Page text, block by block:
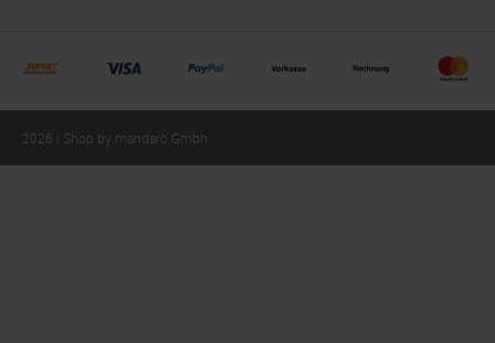
2026 | Shop by mandaro Gmbh